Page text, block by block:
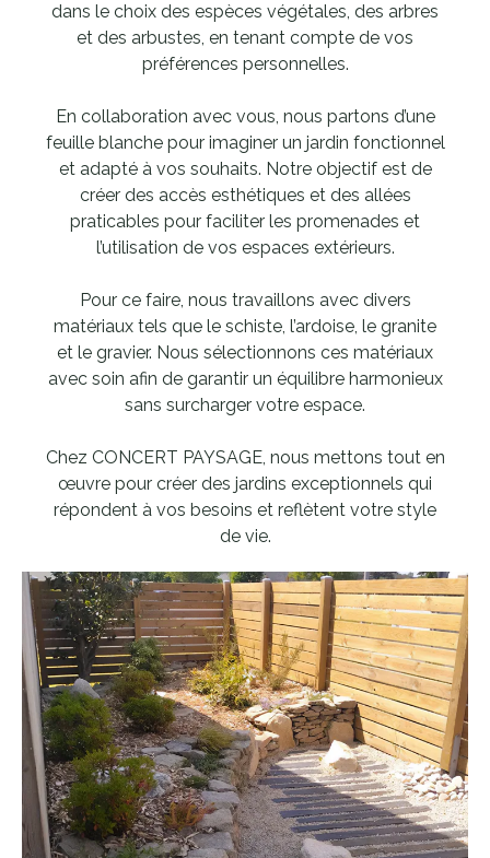
dans le choix des espèces végétales, des arbres
et des arbustes, en tenant compte de vos
préférences personnelles.
En collaboration avec vous, nous partons d’une
feuille blanche pour imaginer un jardin fonctionnel
et adapté à vos souhaits. Notre objectif est de
créer des accès esthétiques et des allées
praticables pour faciliter les promenades et
l’utilisation de vos espaces extérieurs.
Pour ce faire, nous travaillons avec divers
matériaux tels que le schiste, l’ardoise, le granite
et le gravier. Nous sélectionnons ces matériaux
avec soin afin de garantir un équilibre harmonieux
sans surcharger votre espace.
Chez CONCERT PAYSAGE, nous mettons tout en
œuvre pour créer des jardins exceptionnels qui
répondent à vos besoins et reflètent votre style
de vie.